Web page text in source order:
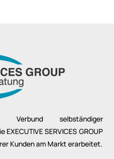
Verbund selbständiger
SERVICES GROUP
Kunden am Markt erarbeitet.